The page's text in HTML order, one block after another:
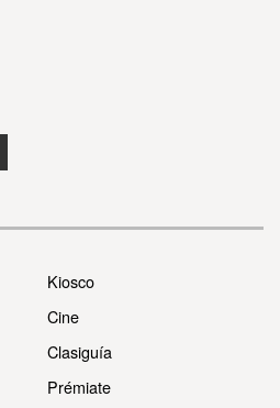
Kiosco
Cine
Clasiguía
Prémiate